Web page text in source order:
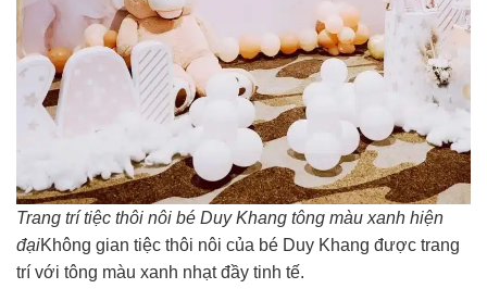
Trang trí tiệc thôi nôi bé Duy Khang tông màu xanh hiện
đạiKhông gian tiệc thôi nôi của bé Duy Khang được trang
trí với tông màu xanh nhạt đầy tinh tế.